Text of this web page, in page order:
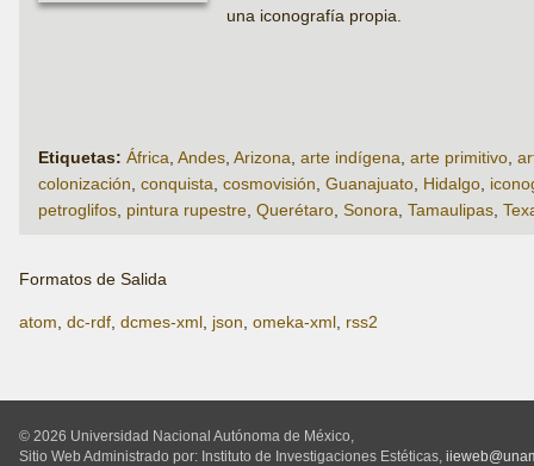
una iconografía propia.
Etiquetas: África Andes Arizona arte indígena arte primitivo
colonización conquista cosmovisión Guanajuato Hidalgo
petroglifos pintura rupestre Querétaro Sonora Tamaulipas
Formatos de Salida
atom, dc-rdf, dcmes-xml, json, omeka-xml, rss2
© 2026 Universidad Nacional Autónoma de México,
Sitio Web Administrado por: Instituto de Investigaciones Estéticas,